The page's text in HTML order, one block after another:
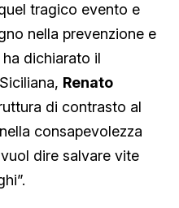
tragico evento e
nella prevenzione e
dichiarato il
Renato
di contrasto al
consapevolezza
dire salvare vite